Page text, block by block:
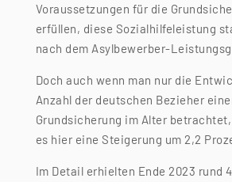
Voraussetzungen für die
erfüllen, diese Sozialhilfeleistung
nach dem Asylbewerber-
Doch auch wenn man nur die
Anzahl der deutschen Bezieher
Grundsicherung im Alter
es hier eine Steigerung um 2,2
Im Detail erhielten Ende 2023 rund